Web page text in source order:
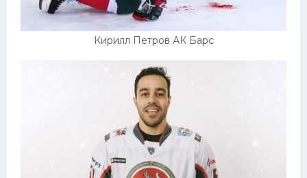
Кирилл Петров АК Барс